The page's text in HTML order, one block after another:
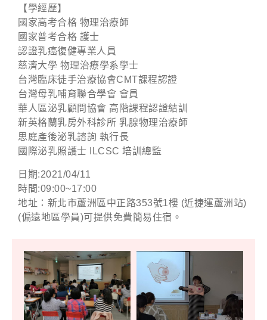
【學經歷】
國家高考合格 物理治療師
國家普考合格 護士
認證乳癌復健專業人員
慈濟大學 物理治療學系學士
台灣臨床徒手治療協會CMT課程認證
台灣母乳哺育聯合學會 會員
華人區泌乳顧問協會 高階課程認證結訓
新英格蘭乳房外科診所 乳腺物理治療師
思庭產後泌乳諮詢 執行長
國際泌乳照護士 ILCSC 培訓總監
日期:2021/04/11
時間:09:00~17:00
地址：新北市蘆洲區中正路353號1樓 (近捷運蘆洲站)
(偏遠地區學員)可提供免費簡易住宿。